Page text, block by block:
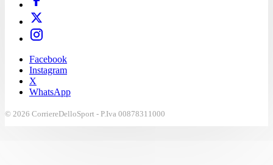
Facebook
Instagram
X
WhatsApp
© 2026 CorriereDelloSport - P.Iva 00878311000